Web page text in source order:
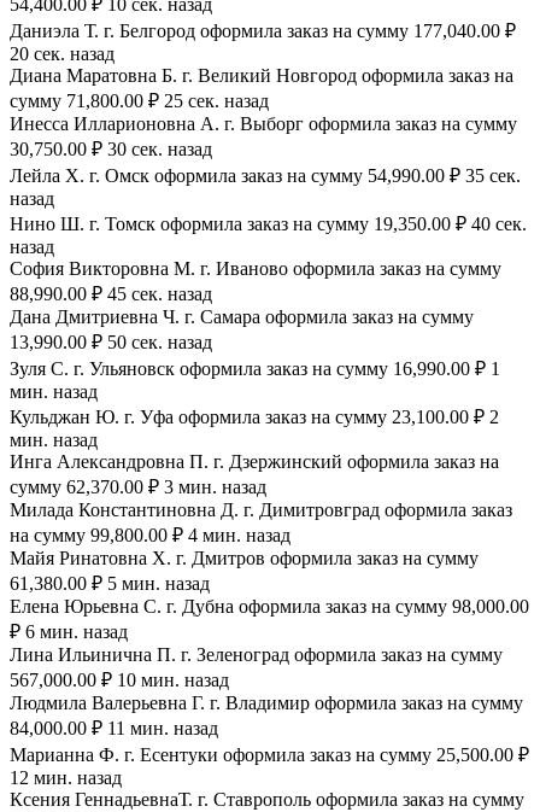
54,400.00 ₽ 10 сек. назад
Даниэла Т. г. Белгород оформила заказ на сумму 177,040.00 ₽
20 сек. назад
Диана Маратовна Б. г. Великий Новгород оформила заказ на
сумму 71,800.00 ₽ 25 сек. назад
Инесса Илларионовна А. г. Выборг оформила заказ на сумму
30,750.00 ₽ 30 сек. назад
Лейла Х. г. Омск оформила заказ на сумму 54,990.00 ₽ 35 сек.
назад
Нино Ш. г. Томск оформила заказ на сумму 19,350.00 ₽ 40 сек.
назад
София Викторовна М. г. Иваново оформила заказ на сумму
88,990.00 ₽ 45 сек. назад
Дана Дмитриевна Ч. г. Самара оформила заказ на сумму
13,990.00 ₽ 50 сек. назад
Зуля С. г. Ульяновск оформила заказ на сумму 16,990.00 ₽ 1
мин. назад
Кульджан Ю. г. Уфа оформила заказ на сумму 23,100.00 ₽ 2
мин. назад
Инга Александровна П. г. Дзержинский оформила заказ на
сумму 62,370.00 ₽ 3 мин. назад
Милада Константиновна Д. г. Димитровград оформила заказ
на сумму 99,800.00 ₽ 4 мин. назад
Майя Ринатовна Х. г. Дмитров оформила заказ на сумму
61,380.00 ₽ 5 мин. назад
Елена Юрьевна С. г. Дубна оформила заказ на сумму 98,000.00
₽ 6 мин. назад
Лина Ильинична П. г. Зеленоград оформила заказ на сумму
567,000.00 ₽ 10 мин. назад
Людмила Валерьевна Г. г. Владимир оформила заказ на сумму
84,000.00 ₽ 11 мин. назад
Марианна Ф. г. Есентуки оформила заказ на сумму 25,500.00 ₽
12 мин. назад
Ксения ГеннадьевнаТ. г. Ставрополь оформила заказ на сумму